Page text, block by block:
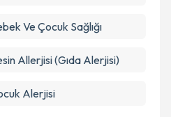
Ve Çocuk Sağlığı
Allerjisi (Gıda Alerjisi)
Alerjisi